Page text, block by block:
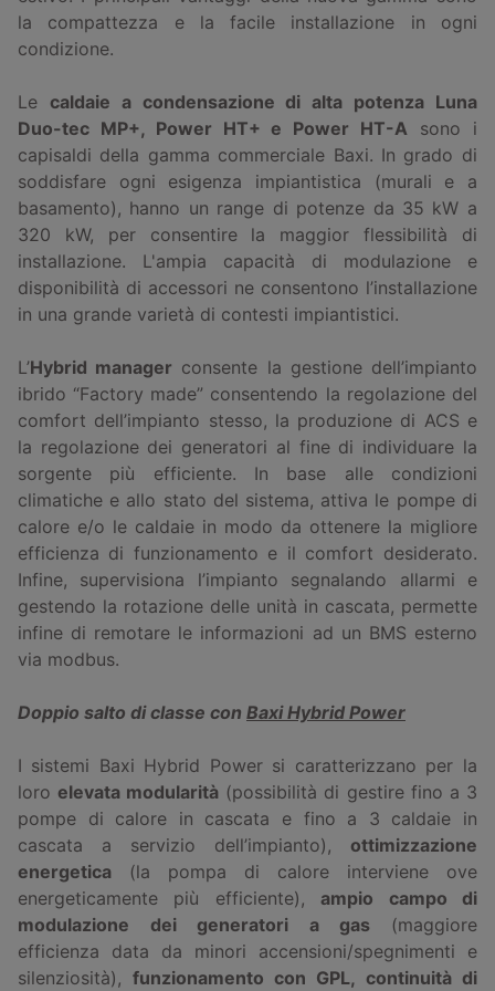
la compattezza e la facile installazione in ogni
condizione.
Le caldaie a condensazione di alta potenza Luna
Duo-tec MP+, Power HT+ e Power HT-A sono i
capisaldi della gamma commerciale Baxi. In grado di
soddisfare ogni esigenza impiantistica (murali e a
basamento), hanno un range di potenze da 35 kW a
320 kW, per consentire la maggior flessibilità di
installazione. L'ampia capacità di modulazione e
disponibilità di accessori ne consentono l’installazione
in una grande varietà di contesti impiantistici.
L’Hybrid manager consente la gestione dell’impianto
ibrido “Factory made” consentendo la regolazione del
comfort dell’impianto stesso, la produzione di ACS e
la regolazione dei generatori al fine di individuare la
sorgente più efficiente. In base alle condizioni
climatiche e allo stato del sistema, attiva le pompe di
calore e/o le caldaie in modo da ottenere la migliore
efficienza di funzionamento e il comfort desiderato.
Infine, supervisiona l’impianto segnalando allarmi e
gestendo la rotazione delle unità in cascata, permette
infine di remotare le informazioni ad un BMS esterno
via modbus.
Doppio salto di classe con Baxi Hybrid Power
I sistemi Baxi Hybrid Power si caratterizzano per la
loroelevata modularità (possibilità di gestire fino a 3
pompe di calore in cascata e fino a 3 caldaie in
cascata a servizio dell’impianto), ottimizzazione
energetica (la pompa di calore interviene ove
energeticamente più efficiente),ampio campo di
modulazione dei generatori a gas
(maggiore
efficienza data da minori accensioni/spegnimenti e
silenziosità), funzionamento con GPL, continuità di